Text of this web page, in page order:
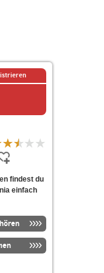
findest du
einfach